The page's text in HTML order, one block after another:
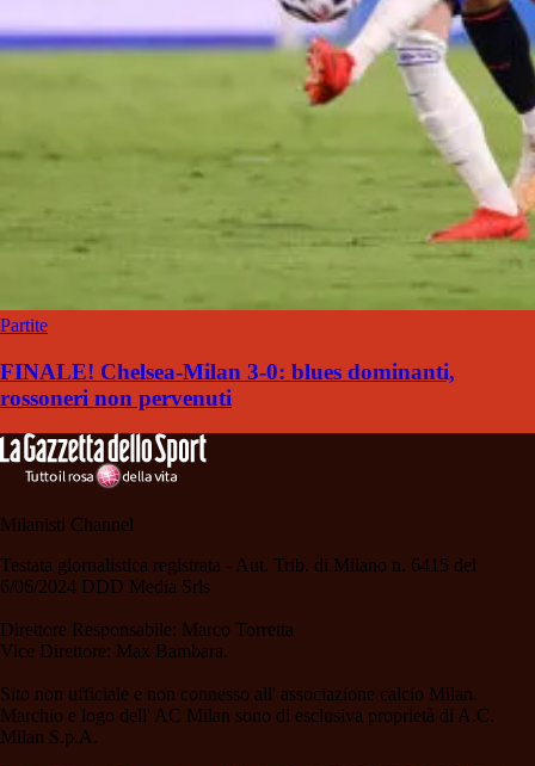
Partite
FINALE! Chelsea-Milan 3-0: blues dominanti,
rossoneri non pervenuti
Milanisti Channel
Testata giornalistica registrata - Aut. Trib. di Milano n. 6415 del
6/06/2024 DDD Media Srls
Direttore Responsabile: Marco Torretta
Vice Direttore: Max Bambara.
Sito non ufficiale e non connesso all' associazione calcio Milan.
Marchio e logo dell' AC Milan sono di esclusiva proprietà di A.C.
Milan S.p.A.